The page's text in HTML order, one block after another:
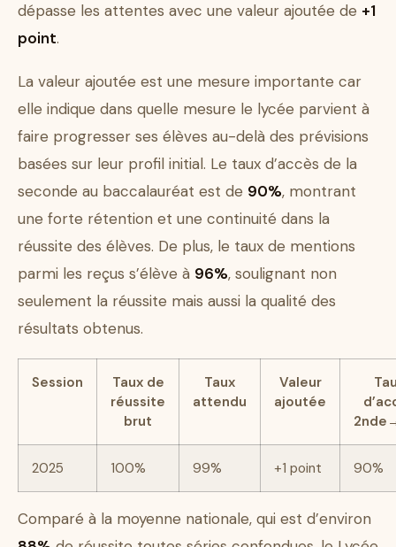
dépasse les attentes avec une valeur ajoutée de +1
point.
La valeur ajoutée est une mesure importante car
elle indique dans quelle mesure le lycée parvient à
faire progresser ses élèves au-delà des prévisions
basées sur leur profil initial. Le taux d’accès de la
seconde au baccalauréat est de 90%, montrant
une forte rétention et une continuité dans la
réussite des élèves. De plus, le taux de mentions
parmi les reçus s’élève à 96%, soulignant non
seulement la réussite mais aussi la qualité des
résultats obtenus.
Session
Taux de
réussite
brut
Taux
attendu
Valeur
ajoutée
2025 100% 99% +1 point 90%
Comparé à la moyenne nationale, qui est d’environ